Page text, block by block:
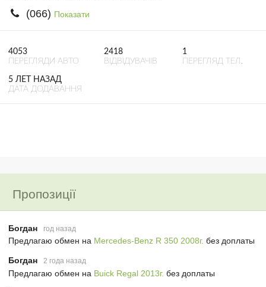
(066) Показати
4053
ПЕРЕГЛЯДИ АВТО
2418
ВІДВІДУВАЧІВ
1
ПЕРЕГЛЯД ТЕЛ.
5 ЛЕТ НАЗАД
ДАТА ДОДАВАННЯ
Пропозиції
Богдан год назад
Предлагаю обмен на Mercedes-Benz R 350 2008г. без доплаты
Богдан 2 года назад
Предлагаю обмен на Buick Regal 2013г. без доплаты